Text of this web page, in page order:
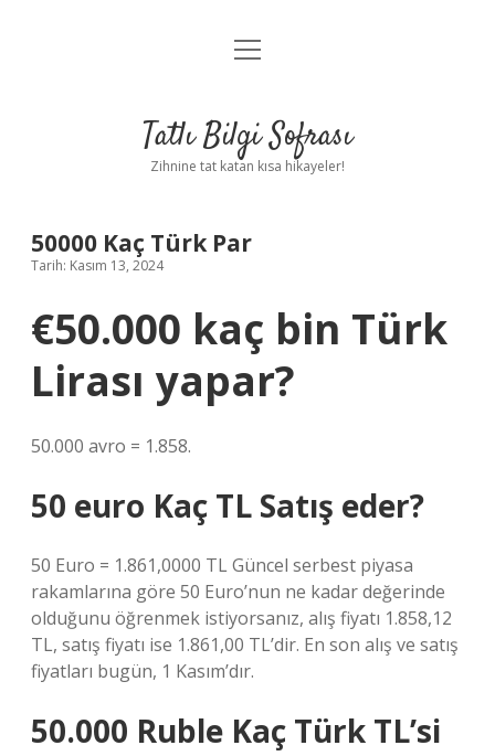
Anasayfa
Yasal Uyarı
menüyü
Tatlı Bilgi Sofrası
Zihnine tat katan kısa hikayeler!
50000 Kaç Türk Par
Tarih: Kasım 13, 2024
€50.000 kaç bin Türk
Lirası yapar?
50.000 avro = 1.858.
50 euro Kaç TL Satış eder?
50 Euro = 1.861,0000 TL Güncel serbest piyasa
rakamlarına göre 50 Euro’nun ne kadar değerinde
olduğunu öğrenmek istiyorsanız, alış fiyatı 1.858,12
TL, satış fiyatı ise 1.861,00 TL’dir. En son alış ve satış
fiyatları bugün, 1 Kasım’dır.
50.000 Ruble Kaç Türk TL’si